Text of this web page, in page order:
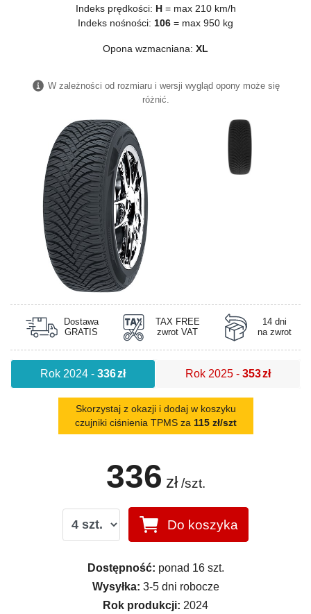
Indeks prędkości: H= max 210 km/h
Indeks nośności: 106 = max 950 kg
Opona wzmacniana: XL
W zależności od rozmiaru i wersji wygląd opony może się
różnić.
Dostawa
GRATIS
TAX FREE
zwrot VAT
14 dni
na zwrot
Rok 2024 -336zł Rok 2025 -353zł
Skorzystaj z okazji i dodaj w koszyku
czujniki ciśnienia TPMS za 115 zł/szt
336 zł /szt.
Do koszyka
Dostępność: ponad 16 szt.
Wysyłka: 3-5 dni robocze
Rok produkcji: 2024